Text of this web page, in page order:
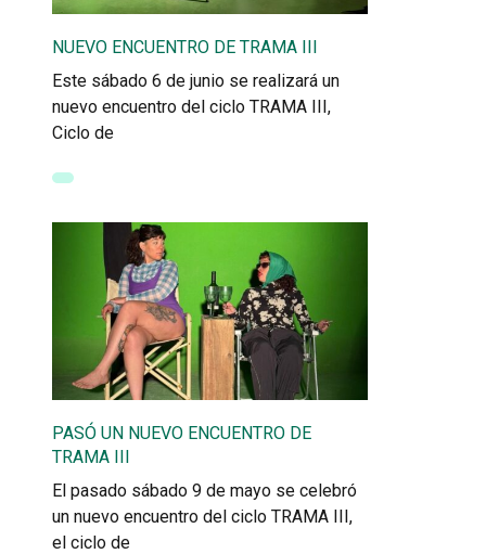
NUEVO ENCUENTRO DE TRAMA III
Este sábado 6 de junio se realizará un
nuevo encuentro del ciclo TRAMA III,
Ciclo de
PASÓ UN NUEVO ENCUENTRO DE
TRAMA III
El pasado sábado 9 de mayo se celebró
un nuevo encuentro del ciclo TRAMA III,
el ciclo de